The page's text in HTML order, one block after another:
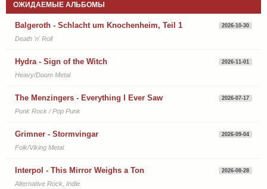
ОЖИДАЕМЫЕ АЛЬБОМЫ
Balgeroth - Schlacht um Knochenheim, Teil 1 2026-10-30
Death 'n' Roll
Hydra - Sign of the Witch 2026-11-01
Heavy/Doom Metal
The Menzingers - Everything I Ever Saw 2026-07-17
Punk Rock / Pop Punk
Grimner - Stormvingar 2026-09-04
Folk/Viking Metal
Interpol - This Mirror Weighs a Ton 2026-08-28
Alternative Rock, Indie